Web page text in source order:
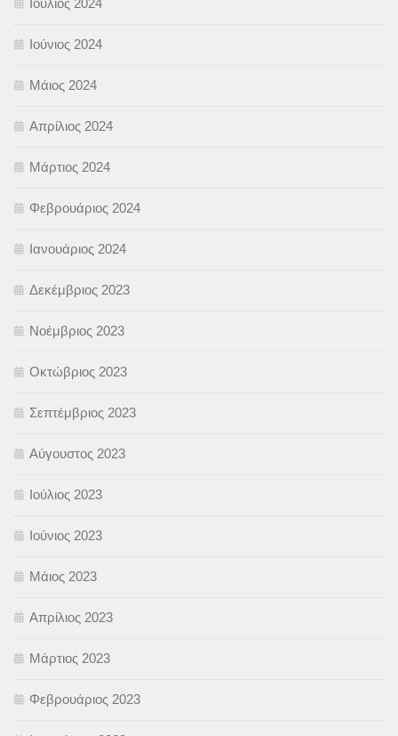
Ιούνιος 2024
Μάιος 2024
Απρίλιος 2024
Μάρτιος 2024
Φεβρουάριος 2024
Ιανουάριος 2024
Δεκέμβριος 2023
Νοέμβριος 2023
Οκτώβριος 2023
Σεπτέμβριος 2023
Αύγουστος 2023
Ιούλιος 2023
Ιούνιος 2023
Μάιος 2023
Απρίλιος 2023
Μάρτιος 2023
Φεβρουάριος 2023